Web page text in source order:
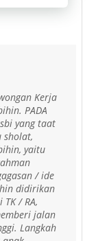
Kerja
PADA
yang taat
sholat,
yaitu
/ ide
didirikan
/ RA,
jalan
Langkah